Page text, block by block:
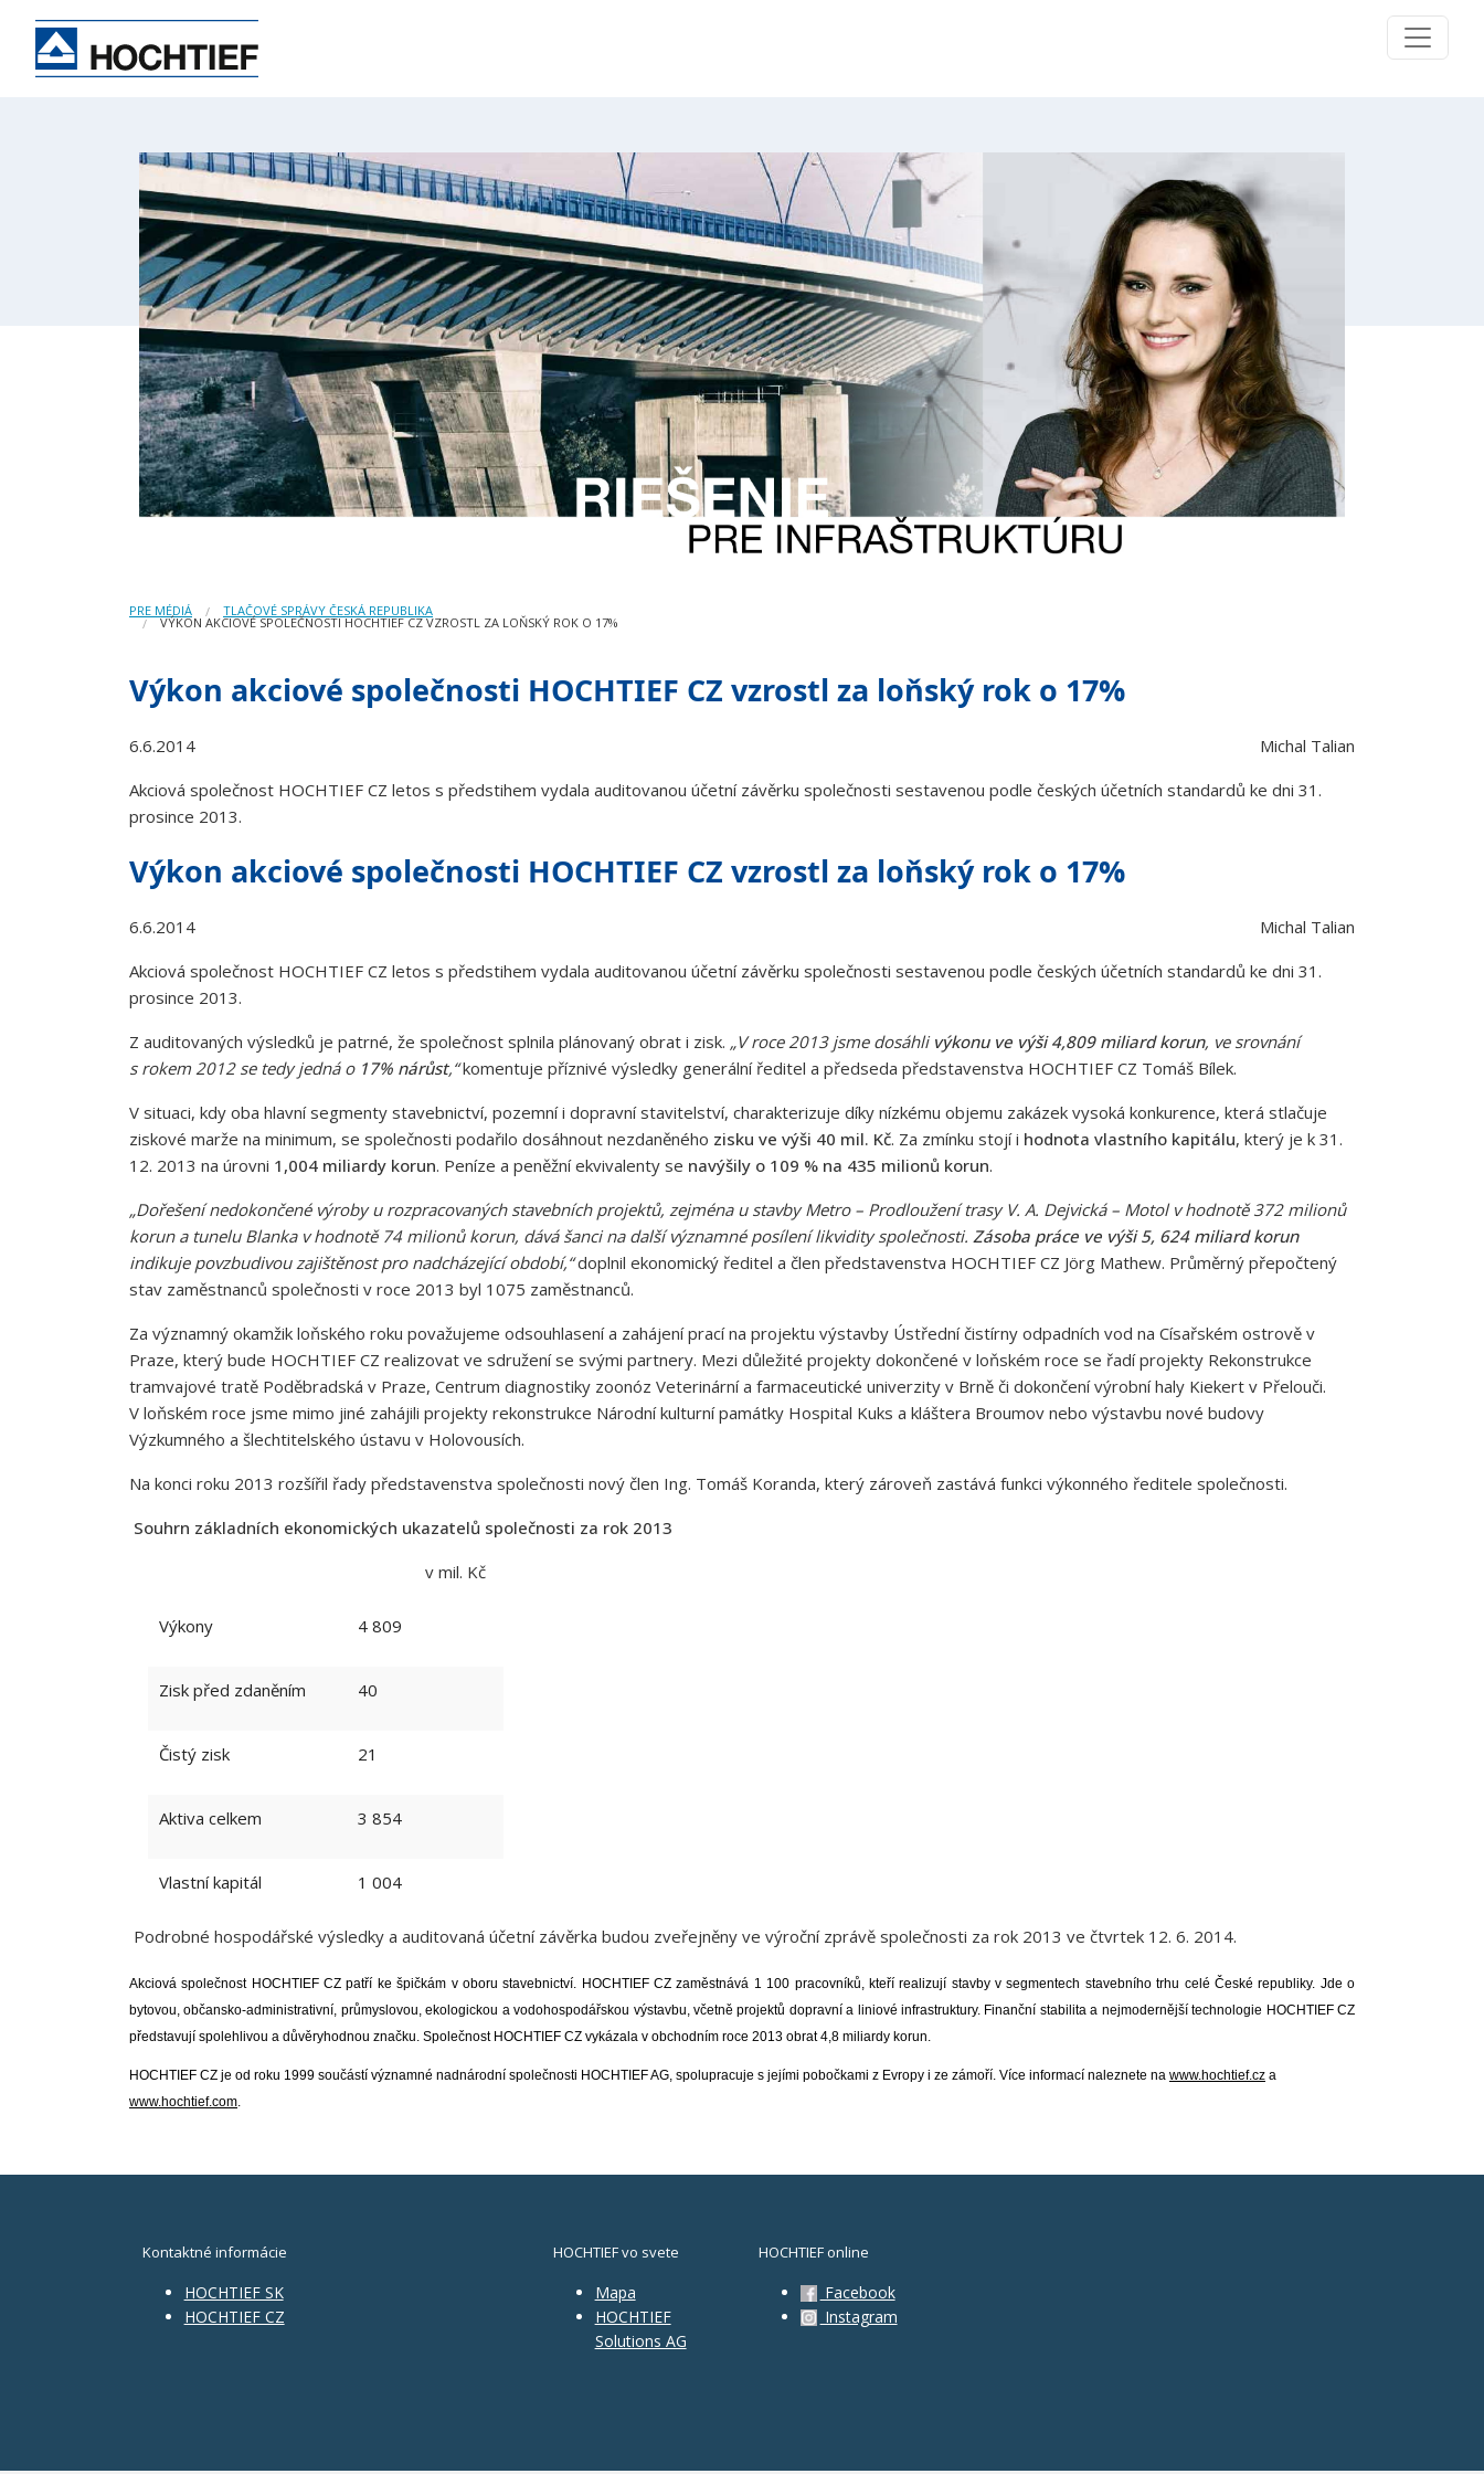
PRE MÉDIÁ TLAČOVÉ SPRÁVY ČESKÁ REPUBLIKA
VÝKON AKCIOVÉ SPOLEČNOSTI HOCHTIEF CZ VZROSTL ZA LOŇSKÝ ROK O 17%
Výkon akciové společnosti HOCHTIEF CZ vzrostl za loňský rok o 17%
6.6.2014
Michal Talian
Akciová společnost HOCHTIEF CZ letos s předstihem vydala auditovanou účetní závěrku společnosti sestavenou podle českých účetních standardů ke dni 31.
prosince 2013.
Výkon akciové společnosti HOCHTIEF CZ vzrostl za loňský rok o 17%
6.6.2014
Michal Talian
Akciová společnost HOCHTIEF CZ letos s předstihem vydala auditovanou účetní závěrku společnosti sestavenou podle českých účetních standardů ke dni 31.
prosince 2013.
Z auditovaných výsledků je patrné, že společnost splnila plánovaný obrat i zisk. „V roce 2013 jsme dosáhli výkonu ve výši 4,809 miliard korun, ve srovnání
s rokem 2012 se tedy jedná o 17% nárůst,“komentuje příznivé výsledky generální ředitel a předseda představenstva HOCHTIEF CZ Tomáš Bílek.
V situaci, kdy oba hlavní segmenty stavebnictví, pozemní i dopravní stavitelství, charakterizuje díky nízkému objemu zakázek vysoká konkurence, která stlačuje
ziskové marže na minimum, se společnosti podařilo dosáhnout nezdaněného zisku ve výši 40 mil. Kč. Za zmínku stojí i hodnota vlastního kapitálu, který je k 31.
12. 2013 na úrovni 1,004 miliardy korun. Peníze a peněžní ekvivalenty se navýšily o 109 % na 435 milionů korun.
„Dořešení nedokončené výroby u rozpracovaných stavebních projektů, zejména u stavby Metro – Prodloužení trasy V. A. Dejvická – Motol v hodnotě 372 milionů
korun a tunelu Blanka v hodnotě 74 milionů korun, dává šanci na další významné posílení likvidity společnosti. Zásoba práce ve výši 5, 624 miliard korun
indikuje povzbudivou zajištěnost pro nadcházející období,“doplnil ekonomický ředitel a člen představenstva HOCHTIEF CZ Jörg Mathew. Průměrný přepočtený
stav zaměstnanců společnosti v roce 2013 byl 1075 zaměstnanců.
Za významný okamžik loňského roku považujeme odsouhlasení a zahájení prací na projektu výstavby Ústřední čistírny odpadních vod na Císařském ostrově v
Praze, který bude HOCHTIEF CZ realizovat ve sdružení se svými partnery. Mezi důležité projekty dokončené v loňském roce se řadí projekty Rekonstrukce
tramvajové tratě Poděbradská v Praze, Centrum diagnostiky zoonóz Veterinární a farmaceutické univerzity v Brně či dokončení výrobní haly Kiekert v Přelouči.
V loňském roce jsme mimo jiné zahájili projekty rekonstrukce Národní kulturní památky Hospital Kuks a kláštera Broumov nebo výstavbu nové budovy
Výzkumného a šlechtitelského ústavu v Holovousích.
Na konci roku 2013 rozšířil řady představenstva společnosti nový člen Ing. Tomáš Koranda, který zároveň zastává funkci výkonného ředitele společnosti.
Souhrn základních ekonomických ukazatelů společnosti za rok 2013
v mil. Kč
Výkony 4 809
Zisk před zdaněním 40
Čistý zisk 21
Aktiva celkem 3 854
Vlastní kapitál 1 004
Podrobné hospodářské výsledky a auditovaná účetní závěrka budou zveřejněny ve výroční zprávě společnosti za rok 2013 ve čtvrtek 12. 6. 2014.
Akciová společnost HOCHTIEF CZ patří ke špičkám v oboru stavebnictví. HOCHTIEF CZ zaměstnává 1 100 pracovníků, kteří realizují stavby v segmentech stavebního trhu celé České republiky. Jde o
bytovou, občansko-administrativní, průmyslovou, ekologickou a vodohospodářskou výstavbu, včetně projektů dopravní a liniové infrastruktury. Finanční stabilita a nejmodernější technologie HOCHTIEF CZ
představují spolehlivou a důvěryhodnou značku. Společnost HOCHTIEF CZ vykázala v obchodním roce 2013 obrat 4,8 miliardy korun.
HOCHTIEF CZ je od roku 1999 součástí významné nadnárodní společnosti HOCHTIEF AG, spolupracuje s jejími pobočkami z Evropy i ze zámoří. Více informací naleznete na www.hochtief.cz a
www.hochtief.com
Kontaktné informácie
HOCHTIEF SK
HOCHTIEF CZ
HOCHTIEF vo svete
Mapa
HOCHTIEF
Solutions AG
HOCHTIEF online
Facebook
Instagram